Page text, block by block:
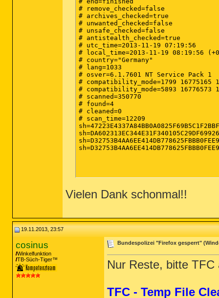
# remove_checked=false
# archives_checked=true
# unwanted_checked=false
# unsafe_checked=false
# antistealth_checked=true
# utc_time=2013-11-19 07:19:56
# local_time=2013-11-19 08:19:56
# country="Germany"
# lang=1033
# osver=6.1.7601 NT Service Pack 1
# compatibility_mode=1799 16775165
# compatibility_mode=5893 16776573
# scanned=350770
# found=4
# cleaned=0
# scan_time=12209
Vielen Dank schonmal!!
19.11.2013, 23:57
cosinus
Winkelfunktion
TB-Süch-Tiger™
Bundespolizei "Firefox gesperrt"
Nur Reste, bitte TFC
TFC - Temp File